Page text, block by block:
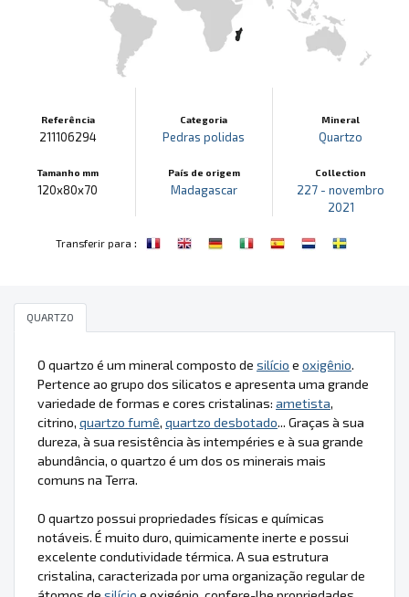
Referência
211106294
Tamanho mm
120x80x70
Categoria
Pedras polidas
País de origem
Madagascar
Mineral
Quartzo
Collection
227 - novembro
2021
Transferir para :
QUARTZO
O quartzo é um mineral composto de silício e oxigênio.
Pertence ao grupo dos silicatos e apresenta uma grande
variedade de formas e cores cristalinas: ametista,
citrino, quartzo fumê, quartzo desbotado... Graças à sua
dureza, à sua resistência às intempéries e à sua grande
abundância, o quartzo é um dos os minerais mais
comuns na Terra.
O quartzo possui propriedades físicas e químicas
notáveis. É muito duro, quimicamente inerte e possui
excelente condutividade térmica. A sua estrutura
cristalina, caracterizada por uma organização regular de